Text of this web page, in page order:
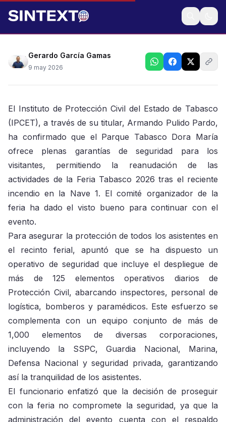
Apunta titular que se reforzó personal y medidas de
seguridad tras incendio de Nave 1
Gerardo García Gamas
9 may 2026
El Instituto de Protección Civil del Estado de Tabasco
(IPCET), a través de su titular, Armando Pulido Pardo,
ha confirmado que el Parque Tabasco Dora María
ofrece plenas garantías de seguridad para los
visitantes, permitiendo la reanudación de las
actividades de la Feria Tabasco 2026 tras el reciente
incendio en la Nave 1. El comité organizador de la
feria ha dado el visto bueno para continuar con el
evento.
Para asegurar la protección de todos los asistentes en
el recinto ferial, apuntó que se ha dispuesto un
operativo de seguridad que incluye el despliegue de
más de 125 elementos operativos diarios de
Protección Civil, abarcando inspectores, personal de
logística, bomberos y paramédicos. Este esfuerzo se
complementa con un equipo conjunto de más de
1,000 elementos de diversas corporaciones,
incluyendo la SSPC, Guardia Nacional, Marina,
Defensa Nacional y seguridad privada, garantizando
así la tranquilidad de los asistentes.
El funcionario enfatizó que la decisión de proseguir
con la feria no compromete la seguridad, ya que la
administración del evento cuenta con el respaldo